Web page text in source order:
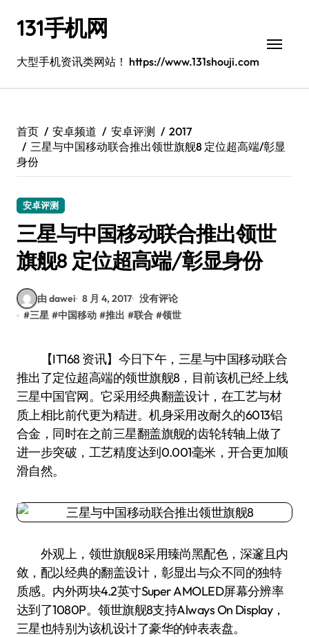
131手机网
大型手机资讯类网站！ https://www.131shouji.com
首页 安卓频道 安卓评测
2017
三星与中国移动联合推出领世旗舰8 定位超高端/彰显
身份
安卓评测
三星与中国移动联合推出领世
旗舰8 定位超高端/彰显身份
由 dawei 8 月 4, 2017 没有评论
#三星 #中国移动 #推出 #联合 #领世
【IT168 资讯】今日下午，三星与中国移动联合
推出了定位超高端的领世旗舰8，目前该机已经上线
三星中国官网。它采用经典翻盖设计，在工艺与材
质上相比前代更为精进。机身采用改耐久的6013铝
合金，同时在之前三星翻盖旗舰的齿轮转轴上做了
进一步突破，工艺精度达到0.001毫米，开合更加顺
滑自然。
外观上，领世旗舰8采用臻尚黑配色，深邃且内
敛，配以经典的翻盖设计，彰显出与众不同的独特
质感。内外两块4.2英寸Super AMOLED屏幕分辨率
达到了1080P。领世旗舰8支持Always On Display，
三星也特别为该机设计了豪华的钟表表盘。